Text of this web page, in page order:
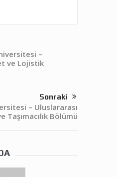
–
ve Lojistik
Sonraki
– Uluslararası
Taşımacılık Bölümü